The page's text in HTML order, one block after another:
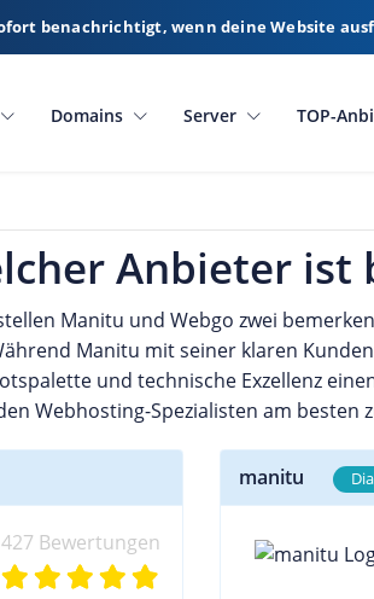
benachrichtigt, wenn deine Website
Domains Server TOP-
Anbieter ist
Manitu und Webgo zwei
Manitu mit seiner klaren
und technische Exzellenz
Webhosting-Spezialisten am besten
427 Bewertungen
manitu